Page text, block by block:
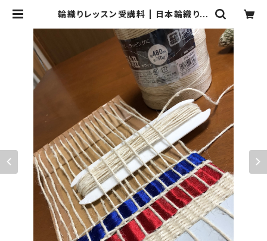
輪織りレッスン受講料 | 日本輪織り協